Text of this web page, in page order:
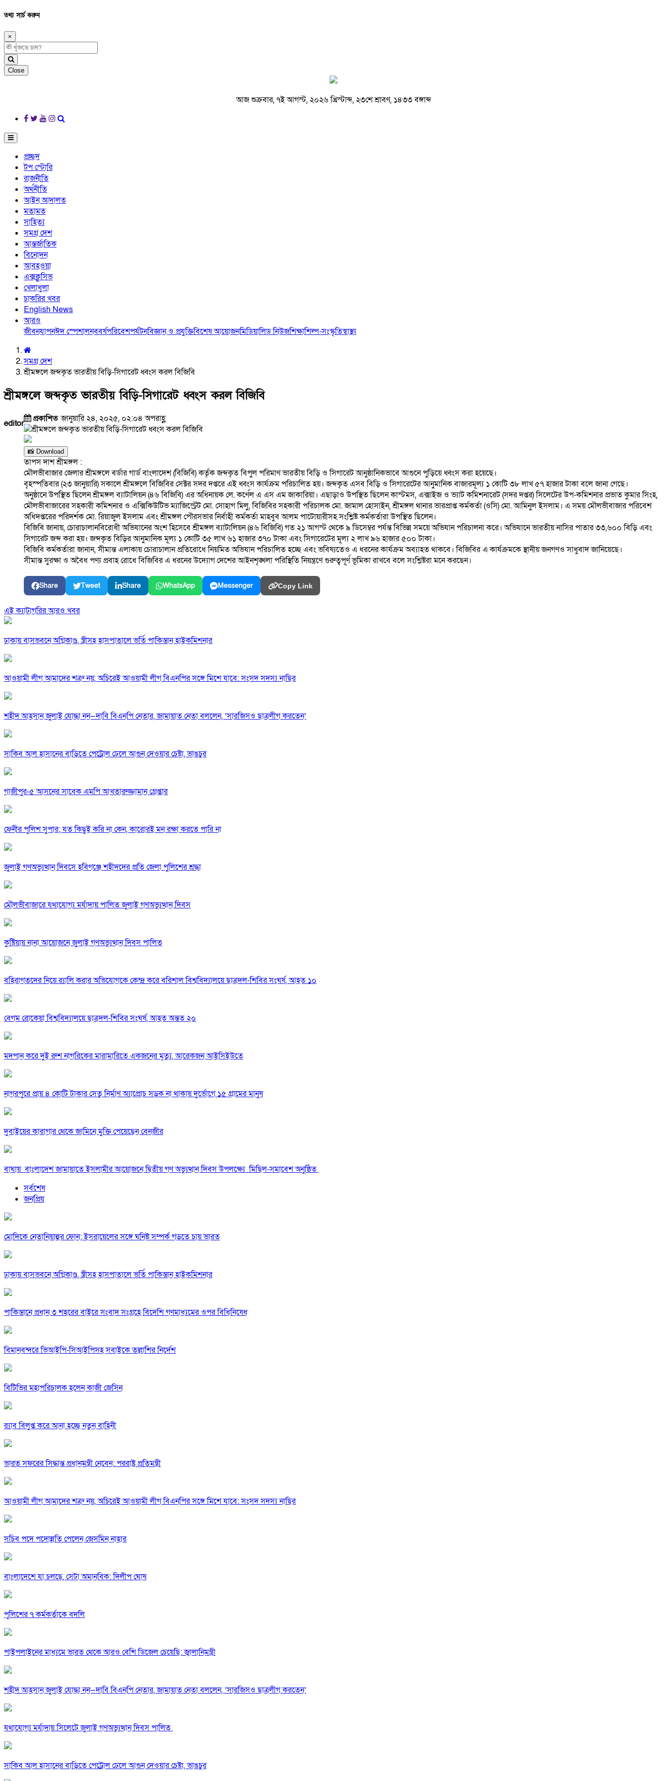
তথ্য সার্চ করুন
×
Close
আজ শুক্রবার, ৭ই আগস্ট, ২০২৬ খ্রিস্টাব্দ, ২৩শে শ্রাবণ, ১৪৩৩ বঙ্গাব্দ
প্রচ্ছদ
টপ স্টোরি
রাজনীতি
অর্থনীতি
আইন আদালত
মতামত
সাহিত্য
সমগ্র দেশ
আন্তর্জাতিক
বিনোদন
আবহওয়া
এক্সক্লুসিভ
খেলাধুলা
চাকরির খবর
English News
আরও
জীবনযাপনঈদ স্পেশালনববর্ষপরিবেশপর্যটনবিজ্ঞান ও প্রযুক্তিবিশেষ আয়োজনমিডিয়ালিড নিউজশিক্ষাশিল্প-সংস্কৃতিস্বাস্থ্য
সমগ্র দেশ
শ্রীমঙ্গলে জব্দকৃত ভারতীয় বিড়ি-সিগারেট ধ্বংস করল বিজিবি
শ্রীমঙ্গলে জব্দকৃত ভারতীয় বিড়ি-সিগারেট ধ্বংস করল বিজিবি
editor প্রকাশিতজানুয়ারি ২৪, ২০২৫, ০২:০৪ অপরাহ্ণ
📸 Download
তাপস দাশ শ্রীমঙ্গল :
মৌলভীবাজার জেলার শ্রীমঙ্গলে বর্ডার গার্ড বাংলাদেশ (বিজিবি) কর্তৃক জব্দকৃত বিপুল পরিমাণ ভারতীয় বিড়ি ও সিগারেট আনুষ্ঠানিকভাবে আগুনে পুড়িয়ে ধ্বংস করা হয়েছে।
বৃহস্পতিবার (২৩ জানুয়ারি) সকালে শ্রীমঙ্গলে বিজিবির সেক্টর সদর দপ্তরে এই ধ্বংস কার্যক্রম পরিচালিত হয়। জব্দকৃত এসব বিড়ি ও সিগারেটের আনুমানিক বাজারমূল্য ১ কোটি ৩৮ লাখ ৫৭ হাজার টাকা বলে জানা গেছে।
অনুষ্ঠানে উপস্থিত ছিলেন শ্রীমঙ্গল ব্যাটালিয়ন (৪৬ বিজিবি) এর অধিনায়ক লে. কর্ণেল এ এস এম জাকারিয়া। এছাড়াও উপস্থিত ছিলেন কাস্টমস, এক্সাইজ ও ভ্যাট কমিশনারেট (সদর দপ্তর) সিলেটের উপ-কমিশনার প্রভাত কুমার সিংহ,
মৌলভীবাজারের সহকারী কমিশনার ও এক্সিকিউটিভ ম্যাজিস্ট্রেট মো. সোহাগ মিলু, বিজিবির সহকারী পরিচালক মো. জামাল হোসাইন, শ্রীমঙ্গল থানার ভারপ্রাপ্ত কর্মকর্তা (ওসি) মো. আমিনুল ইসলাম। এ সময় মৌলভীবাজার পরিবেশ
অধিদপ্তরের পরিদর্শক মো. রিয়াজুল ইসলাম এবং শ্রীমঙ্গল পৌরসভার নির্বাহী কর্মকর্তা মাহবুব আলম পাটোয়ারীসহ সংশ্লিষ্ট কর্মকর্তারা উপস্থিত ছিলেন।
বিজিবি জানায়, চোরাচালানবিরোধী অভিযানের অংশ হিসেবে শ্রীমঙ্গল ব্যাটালিয়ন (৪৬ বিজিবি) গত ২১ আগস্ট থেকে ৯ ডিসেম্বর পর্যন্ত বিভিন্ন সময়ে অভিযান পরিচালনা করে। অভিযানে ভারতীয় নাসির পাতার ৩৩,৬০০ বিড়ি এবং
সিগারেট জব্দ করা হয়। জব্দকৃত বিড়ির আনুমানিক মূল্য ১ কোটি ৩৫ লাখ ৬১ হাজার ৩৭০ টাকা এবং সিগারেটের মূল্য ২ লাখ ৯৬ হাজার ৫০০ টাকা।
বিজিবি কর্মকর্তারা জানান, সীমান্ত এলাকায় চোরাচালান প্রতিরোধে নিয়মিত অভিযান পরিচালিত হচ্ছে এবং ভবিষ্যতেও এ ধরনের কার্যক্রম অব্যাহত থাকবে। বিজিবির এ কার্যক্রমকে স্থানীয় জনগণও সাধুবাদ জানিয়েছে।
সীমান্ত সুরক্ষা ও অবৈধ পণ্য প্রবাহ রোধে বিজিবির এ ধরনের উদ্যোগ দেশের আইনশৃঙ্খলা পরিস্থিতি নিয়ন্ত্রণে গুরুত্বপূর্ণ ভূমিকা রাখবে বলে সংশ্লিষ্টরা মনে করছেন।
Share Tweet Share WhatsApp Messenger Copy Link
এই ক্যাটাগরির আরও খবর
ঢাকায় বাসভবনে অগ্নিকাণ্ড, স্ত্রীসহ হাসপাতালে ভর্তি পাকিস্তান হাইকমিশনার
আওয়ামী লীগ আমাদের শত্রু নয়, অচিরেই আওয়ামী লীগ বিএনপির সঙ্গে মিশে যাবে: সংসদ সদস্য নাছির
শহীদ আহসান জুলাই যোদ্ধা নন—দাবি বিএনপি নেতার, জামায়াত নেতা বললেন, ‘সারজিসও ছাত্রলীগ করতেন’
সাকিব আল হাসানের বাড়িতে পেট্রোল ঢেলে আগুন দেওয়ার চেষ্টা, ভাঙচুর
গাজীপুর-৫ আসনের সাবেক এমপি আখতারুজ্জামান গ্রেপ্তার
ফেনীর পুলিশ সুপার; যত কিছুই করি না কেন, কারোরই মন রক্ষা করতে পারি না
জুলাই গণঅভ্যুত্থান দিবসে হবিগঞ্জে শহীদদের প্রতি জেলা পুলিশের শ্রদ্ধা
মৌলভীবাজারে যথাযোগ্য মর্যাদায় পালিত জুলাই গণঅভ্যুত্থান দিবস
কুষ্টিয়ায় নানা আয়োজনে জুলাই গণঅভ্যুত্থান দিবস পালিত
বহিরাগতদের নিয়ে র‍্যালি করার অভিযোগকে কেন্দ্র করে বরিশাল বিশ্ববিদ্যালয়ে ছাত্রদল-শিবির সংঘর্ষ, আহত ১০
বেগম রোকেয়া বিশ্ববিদ্যালয়ে ছাত্রদল-শিবির সংঘর্ষ, আহত অন্তত ২০
মদপান করে দুই রুশ নাগরিকের মারামারিতে একজনের মৃত্যু, আরেকজন আইসিইউতে
নাগরপুরে প্রায় ৪ কোটি টাকার সেতু নির্মাণ অ্যাপ্রোচ সড়ক না থাকায় দুর্ভোগে ১৫ গ্রামের মানুষ
দুবাইয়ের কারাগার থেকে জামিনে মুক্তি পেয়েছেন বেনজীর
বাঘায় বাংলাদেশ জামায়াতে ইসলামীর আয়োজনে দ্বিতীয় গণ অভ্যুত্থান দিবস উপলক্ষ্যে মিছিল-সমাবেশ অনুষ্ঠিত
সর্বশেষ
জনপ্রিয়
মোদিকে নেতানিয়াহুর ফোন; ইসরায়েলের সঙ্গে ঘনিষ্ট সম্পর্ক গড়তে চায় ভারত
ঢাকায় বাসভবনে অগ্নিকাণ্ড, স্ত্রীসহ হাসপাতালে ভর্তি পাকিস্তান হাইকমিশনার
পাকিস্তানে প্রধান ৩ শহরের বাইরে সংবাদ সংগ্রহে বিদেশি গণমাধ্যমের ওপর বিধিনিষেধ
বিমানবন্দরে ভিআইপি-সিআইপিসহ সবাইকে তল্লাশির নির্দেশ
বিটিভির মহাপরিচালক হলেন কাজী জেসিন
র‍্যাব বিলুপ্ত করে আনা হচ্ছে নতুন বাহিনী
ভারত সফরের সিদ্ধান্ত প্রধানমন্ত্রী নেবেন: পররাষ্ট্র প্রতিমন্ত্রী
আওয়ামী লীগ আমাদের শত্রু নয়, অচিরেই আওয়ামী লীগ বিএনপির সঙ্গে মিশে যাবে: সংসদ সদস্য নাছির
সচিব পদে পদোন্নতি পেলেন জেসমিন নাহার
বাংলাদেশে যা চলছে, সেটা অমানবিক: দিলীপ ঘোষ
পুলিশের ৭ কর্মকর্তাকে বদলি
পাইপলাইনের মাধ্যমে ভারত থেকে আরও বেশি ডিজেল চেয়েছি: জ্বালানিমন্ত্রী
শহীদ আহসান জুলাই যোদ্ধা নন—দাবি বিএনপি নেতার, জামায়াত নেতা বললেন, ‘সারজিসও ছাত্রলীগ করতেন’
যথাযোগ্য মর্যাদায় সিলেটে জুলাই গণঅভ্যুত্থান দিবস পালিত
সাকিব আল হাসানের বাড়িতে পেট্রোল ঢেলে আগুন দেওয়ার চেষ্টা, ভাঙচুর